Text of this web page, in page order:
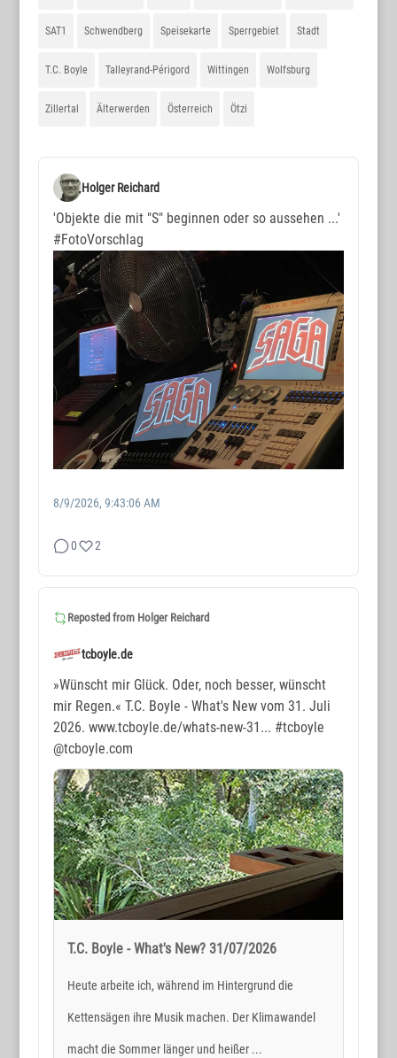
SAT1 Schwendberg Speisekarte Sperrgebiet Stadt
T.C. Boyle Talleyrand-Périgord Wittingen Wolfsburg
Zillertal Älterwerden Österreich Ötzi
Holger Reichard
'Objekte die mit "S" beginnen oder so aussehen ...'
#FotoVorschlag
8/9/2026, 9:43:06 AM
0 2
Reposted from Holger Reichard
tcboyle.de
»Wünscht mir Glück. Oder, noch besser, wünscht
mir Regen.« T.C. Boyle - What's New vom 31. Juli
2026. www.tcboyle.de/whats-new-31... #tcboyle
@tcboyle.com
T.C. Boyle - What's New? 31/07/2026
Heute arbeite ich, während im Hintergrund die
Kettensägen ihre Musik machen. Der Klimawandel
macht die Sommer länger und heißer ...